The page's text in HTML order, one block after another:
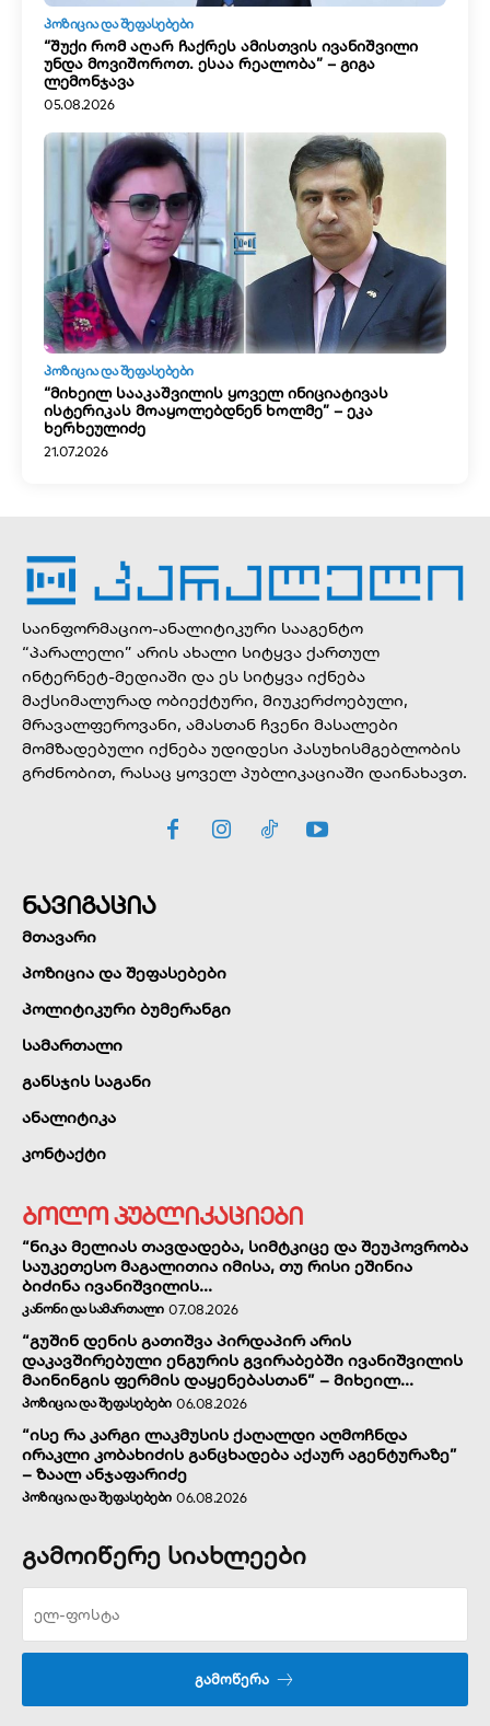
ᲞᲝᲖᲘᲪᲘᲐ ᲓᲐ ᲨᲔᲤᲐᲡᲔᲑᲔᲑᲘ
“შუქი რომ აღარ ჩაქრეს ამისთვის ივანიშვილი
უნდა მოვიშოროთ. ესაა რეალობა” – გიგა
ლემონჯავა
05.08.2026
ᲞᲝᲖᲘᲪᲘᲐ ᲓᲐ ᲨᲔᲤᲐᲡᲔᲑᲔᲑᲘ
“მიხეილ სააკაშვილის ყოველ ინიციატივას
ისტერიკას მოაყოლებდნენ ხოლმე” – ეკა
ხერხეულიძე
21.07.2026
საინფორმაციო-ანალიტიკური სააგენტო
“პარალელი” არის ახალი სიტყვა ქართულ
ინტერნეტ-მედიაში და ეს სიტყვა იქნება
მაქსიმალურად ობიექტური, მიუკერძოებული,
მრავალფეროვანი, ამასთან ჩვენი მასალები
მომზადებული იქნება უდიდესი პასუხისმგებლობის
გრძნობით, რასაც ყოველ პუბლიკაციაში დაინახავთ.
ნავიგაცია
მთავარი
პოზიცია და შეფასებები
პოლიტიკური ბუმერანგი
სამართალი
განსჯის საგანი
ანალიტიკა
კონტაქტი
ბოლო პუბლიკაციები
“ნიკა მელიას თავდადება, სიმტკიცე და შეუპოვრობა
საუკეთესო მაგალითია იმისა, თუ რისი ეშინია
ბიძინა ივანიშვილის...
ᲙᲐᲜᲝᲜᲘ ᲓᲐ ᲡᲐᲛᲐᲠᲗᲐᲚᲘ 07.08.2026
“გუშინ დენის გათიშვა პირდაპირ არის
დაკავშირებული ენგურის გვირაბებში ივანიშვილის
მაინინგის ფერმის დაყენებასთან” – მიხეილ...
ᲞᲝᲖᲘᲪᲘᲐ ᲓᲐ ᲨᲔᲤᲐᲡᲔᲑᲔᲑᲘ 06.08.2026
“ისე რა კარგი ლაკმუსის ქაღალდი აღმოჩნდა
ირაკლი კობახიძის განცხადება აქაურ აგენტურაზე”
– ზაალ ანჯაფარიძე
ᲞᲝᲖᲘᲪᲘᲐ ᲓᲐ ᲨᲔᲤᲐᲡᲔᲑᲔᲑᲘ 06.08.2026
გამოიწერე სიახლეები
ᲒᲐᲛᲝᲬᲔᲠᲐ